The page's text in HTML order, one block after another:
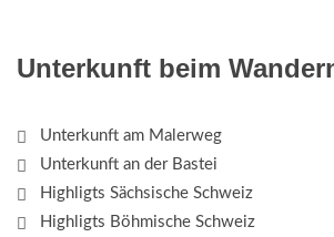
Unterkunft beim
Unterkunft am Malerweg
Unterkunft an der Bastei
Highligts Sächsische Schweiz
Highligts Böhmische Schweiz